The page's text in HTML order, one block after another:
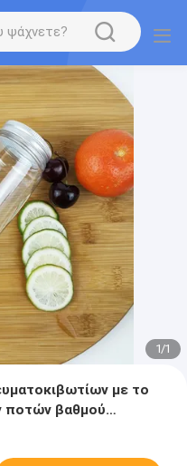
1/1
με το
ποτών βαθμού